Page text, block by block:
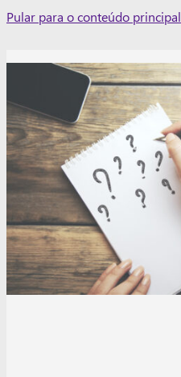
Skip
Pular para o conteúdo principal